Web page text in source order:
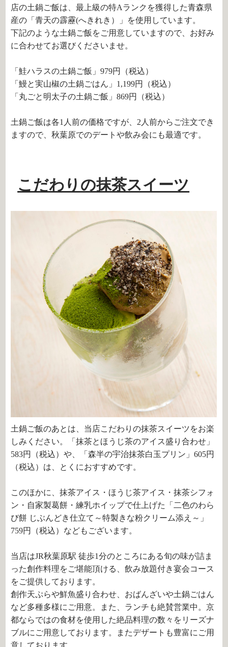
店の土鍋ご飯は、最上級の特Aランクを獲得した青森県
産の「青天の霹靂(へきれき）」を使用しています。
下記のような土鍋ご飯をご用意していますので、お好み
に合わせてお選びくださいませ。
「鮭ハラスの土鍋ご飯」979円（税込）
「鰻と実山椒の土鍋ごはん」 1,199円（税込）
「丸ごと明太子の土鍋ご飯」869円（税込）
土鍋ご飯は各1 人前の価格ですが、 2 人前からご注文でき
ますので、秋葉原でのデートや飲み会にも最適です。
こだわりの抹茶スイーツ
土鍋ご飯のあとは、当店こだわりの抹茶スイーツをお楽
しみください。「抹茶とほうじ茶のアイス盛り合わせ」
583円（税込）や、「森半の宇治抹茶白玉プリン」605円
（税込）は、とくにおすすめです。
このほかに、抹茶アイス・ほうじ茶アイス・抹茶シフォ
ン・自家製葛餅・練乳ホイップで仕上げた「二色のわら
び餅 じぶんどき仕立て～特製きな粉クリーム添え～」
759円（税込）などもございます。
当店はJR秋葉原駅 徒歩1分のところにある旬の味が詰ま
った創作料理をご堪能頂ける、飲み放題付き宴会コース
をご提供しております。
創作天ぷらや鮮魚盛り合わせ、おばんざいや土鍋ごはん
など多種多様にご用意。また、ランチも絶賛営業中。京
都ならではの食材を使用した絶品料理の数々をリーズナ
ブルにご用意しております。またデザートも豊富にご用
意しております。